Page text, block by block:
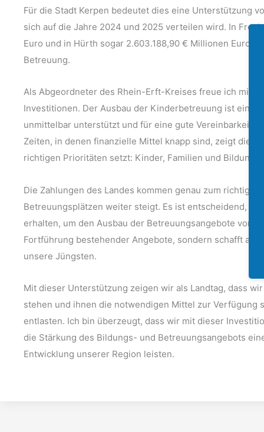
Für die Stadt Kerpen bedeutet dies eine Unterstützung
sich auf die Jahre 2024 und 2025 verteilen wird. In
Euro und in Hürth sogar 2.603.188,90 € Millionen Euro
Betreuung.
Als Abgeordneter des Rhein-Erft-Kreises freue ich mich
Investitionen. Der Ausbau der Kinderbetreuung ist ein
unmittelbar unterstützt und für eine gute Vereinbarkeit
Zeiten, in denen finanzielle Mittel knapp sind, zeigt diese
richtigen Prioritäten setzt: Kinder, Familien und Bildung
Die Zahlungen des Landes kommen genau zum richtigen
Betreuungsplätzen weiter steigt. Es ist entscheidend,
erhalten, um den Ausbau der Betreuungsangebote
Fortführung bestehender Angebote, sondern schafft
unsere Jüngsten.
Mit dieser Unterstützung zeigen wir als Landtag, dass
stehen und ihnen die notwendigen Mittel zur Verfügung
entlasten. Ich bin überzeugt, dass wir mit dieser
die Stärkung des Bildungs- und Betreuungsangebots
Entwicklung unserer Region leisten.